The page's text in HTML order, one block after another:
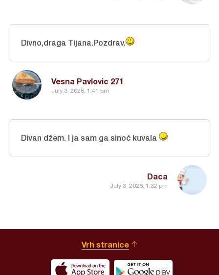
Vesna Pavlovic 271
July 3, 2026, 1:41 pm
Divno,draga Tijana.Pozdrav.
Daca
July 3, 2026, 1:32 pm
Divan džem. I ja sam ga sinoć kuvala
Vrh stranice